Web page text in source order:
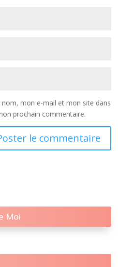
nom, mon e-mail et mon site dans
prochain commentaire.
Moi